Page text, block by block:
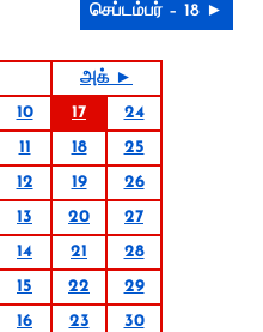
செப்டம்பர் – 18 ►
அக் ►
10 17
24
11 18
25
12 19
26
13 20
27
14 21
28
15 22
29
16 23
30